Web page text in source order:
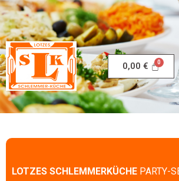
0,00 €
LOTZES SCHLEMMERKÜCHE PARTY-